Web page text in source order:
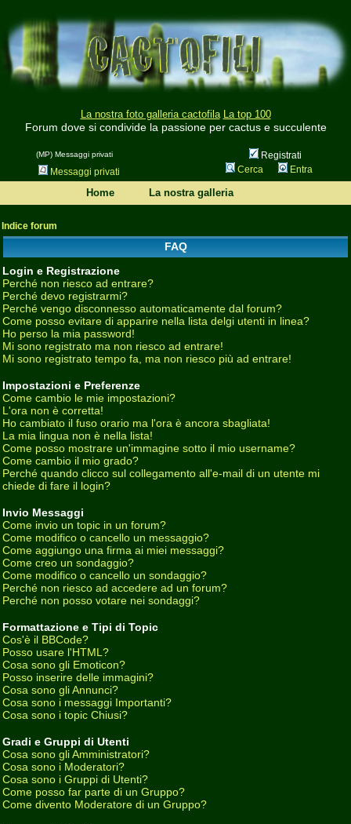
La nostra foto galleria cactofila La top 100
Forum dove si condivide la passione per cactus e succulente
(MP) Messaggi privati
Registrati
Messaggi privati
Cerca Entra
Home La nostra galleria
Indice forum
FAQ
Login e Registrazione
Perché non riesco ad entrare?
Perché devo registrarmi?
Perché vengo disconnesso automaticamente dal forum?
Come posso evitare di apparire nella lista delgi utenti in linea?
Ho perso la mia password!
Mi sono registrato ma non riesco ad entrare!
Mi sono registrato tempo fa, ma non riesco più ad entrare!
Impostazioni e Preferenze
Come cambio le mie impostazioni?
L'ora non è corretta!
Ho cambiato il fuso orario ma l'ora è ancora sbagliata!
La mia lingua non è nella lista!
Come posso mostrare un'immagine sotto il mio username?
Come cambio il mio grado?
Perché quando clicco sul collegamento all'e-mail di un utente mi
chiede di fare il login?
Invio Messaggi
Come invio un topic in un forum?
Come modifico o cancello un messaggio?
Come aggiungo una firma ai miei messaggi?
Come creo un sondaggio?
Come modifico o cancello un sondaggio?
Perché non riesco ad accedere ad un forum?
Perché non posso votare nei sondaggi?
Formattazione e Tipi di Topic
Cos'è il BBCode?
Posso usare l'HTML?
Cosa sono gli Emoticon?
Posso inserire delle immagini?
Cosa sono gli Annunci?
Cosa sono i messaggi Importanti?
Cosa sono i topic Chiusi?
Gradi e Gruppi di Utenti
Cosa sono gli Amministratori?
Cosa sono i Moderatori?
Cosa sono i Gruppi di Utenti?
Come posso far parte di un Gruppo?
Come divento Moderatore di un Gruppo?